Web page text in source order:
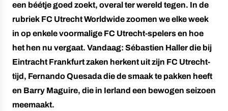
een béétje goed zoekt, overal ter wereld tegen. In de
rubriek FC Utrecht Worldwide zoomen we elke week
in op enkele voormalige FC Utrecht-spelers en hoe
het hen nu vergaat. Vandaag: Sébastien Haller die bij
Eintracht Frankfurt zaken herkent uit zijn FC Utrecht-
tijd, Fernando Quesada die de smaak te pakken heeft
en Barry Maguire, die in Ierland een bewogen seizoen
meemaakt.